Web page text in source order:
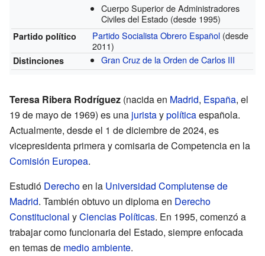
Cuerpo Superior de Administradores
Civiles del Estado (desde 1995)
Partido político Partido Socialista Obrero Español (desde
2011)
Distinciones Gran Cruz de la Orden de Carlos III
Teresa Ribera Rodríguez (nacida en Madrid, España, el
19 de mayo de 1969) es una juristaypolíticaespañola.
Actualmente, desde el 1 de diciembre de 2024, es
vicepresidenta primera y comisaria de Competencia en la
Comisión Europea.
Estudió Derechoen la Universidad Complutense de
Madrid. También obtuvo un diploma en Derecho
Constitucional yCiencias Políticas. En 1995, comenzó a
trabajar como funcionaria del Estado, siempre enfocada
en temas de medio ambiente.